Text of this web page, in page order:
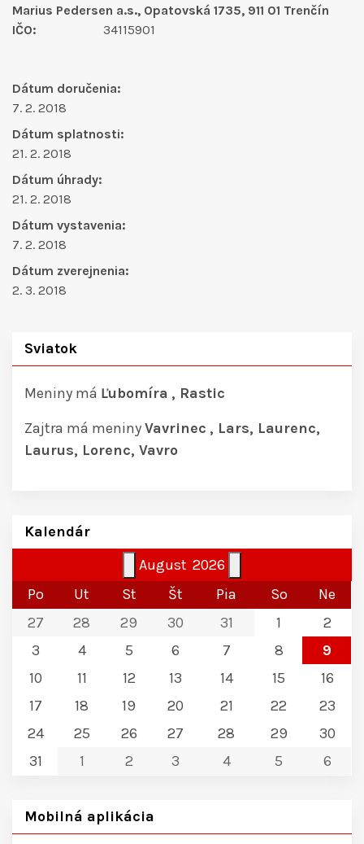
Marius Pedersen a.s., Opatovská 1735, 911 01 Trenčín
IČO:
34115901
Dátum doručenia:
7. 2. 2018
Dátum splatnosti:
21. 2. 2018
Dátum úhrady:
21. 2. 2018
Dátum vystavenia:
7. 2. 2018
Dátum zverejnenia:
2. 3. 2018
Sviatok
Meniny má Ľubomíra , Rastic
Zajtra má meninyVavrinec , Lars, Laurenc,
Laurus, Lorenc, Vavro
Kalendár
August 2026
Po
Ut St Št Pia So
Ne
27
28 29 30 31 1
2
3
4 5 6 7 8
9
10
11 12 13 14 15
16
17
18 19 20 21 22
23
24
25 26 27 28 29
30
31
1 2 3 4 5 6
Mobilná aplikácia